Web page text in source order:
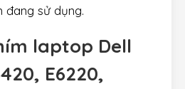
sử dụng.
laptop Dell
E6220,